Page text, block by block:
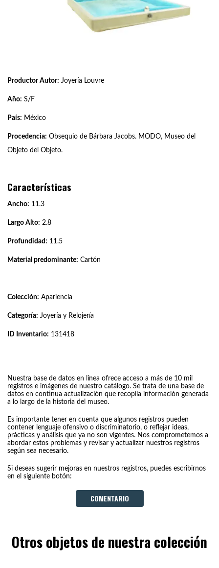
Productor Autor: Joyería Louvre
Año: S/F
País: México
Procedencia: Obsequio de Bárbara Jacobs. MODO, Museo del
Objeto del Objeto.
Características
Ancho: 11.3
Largo Alto: 2.8
Profundidad: 11.5
Material predominante: Cartón
Colección: Apariencia
Categoría: Joyería y Relojería
ID Inventario: 131418
Nuestra base de datos en línea ofrece acceso a más de 10 mil
registros e imágenes de nuestro catálogo. Se trata de una base de
datos en continua actualización que recopila información generada
a lo largo de la historia del museo.
Es importante tener en cuenta que algunos registros pueden
contener lenguaje ofensivo o discriminatorio, o reflejar ideas,
prácticas y análisis que ya no son vigentes. Nos comprometemos a
abordar estos problemas y revisar y actualizar nuestros registros
según sea necesario.
Si deseas sugerir mejoras en nuestros registros, puedes escribirnos
en el siguiente botón:
COMENTARIO
Otros objetos de nuestra colección